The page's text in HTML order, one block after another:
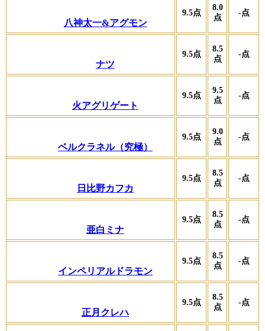
八神太一&アグモン
9.5点
8.0
点
-点
ナツ
9.5点
8.5
点
-点
火アグリゲート
9.5点
9.5
点
-点
ベルクラネル（究極）
9.5点
9.0
点
-点
日比野カフカ
9.5点
8.5
点
-点
亜白ミナ
9.5点
8.5
点
-点
インペリアルドラモン
9.5点
8.5
点
-点
正月クレハ
9.5点
8.5
点
-点